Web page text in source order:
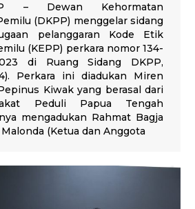
– Dewan Kehormatan
(DKPP) menggelar sidang
pelanggaran Kode Etik
(KEPP) perkara nomor 134-
di Ruang Sidang DKPP,
Perkara ini diadukan Miren
Kiwak yang berasal dari
Peduli Papua Tengah
mengadukan Rahmat Bagja
(Ketua dan Anggota